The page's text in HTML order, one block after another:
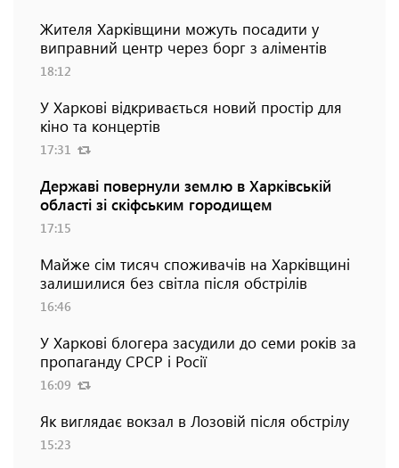
Жителя Харківщини можуть посадити у
виправний центр через борг з аліментів
18:12
У Харкові відкривається новий простір для
кіно та концертів
17:31
Державі повернули землю в Харківській
області зі скіфським городищем
17:15
Майже сім тисяч споживачів на Харківщині
залишилися без світла після обстрілів
16:46
У Харкові блогера засудили до семи років за
пропаганду СРСР і Росії
16:09
Як виглядає вокзал в Лозовій після обстрілу
15:23